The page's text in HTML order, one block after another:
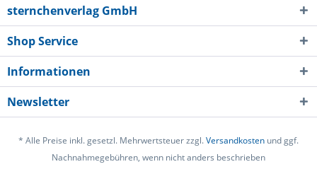
sternchenverlag GmbH
Shop Service
Informationen
Newsletter
* Alle Preise inkl. gesetzl. Mehrwertsteuer zzgl.Versandkosten und ggf.
Nachnahmegebühren, wenn nicht anders beschrieben